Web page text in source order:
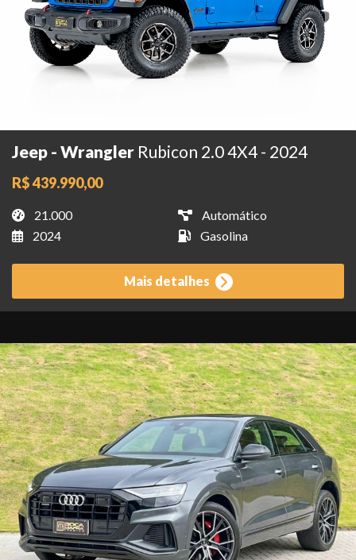
Jeep - Wrangler Rubicon 2.0 4X4 - 2024
R$ 439.990,00
21.000
Automático
2024
Gasolina
Mais detalhes